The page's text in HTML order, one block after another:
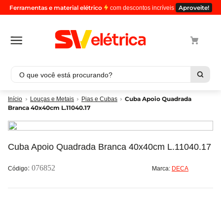
Ferramentas e material elétrico com descontos incríveis Aproveite!
O que você está procurando?
Louças e Metais Pias e Cubas
Cuba Apoio Quadrada
Branca 40x40cm L.11040.17
Cuba Apoio Quadrada Branca 40x40cm L.11040.17
: 076852 Marca: DECA
Termos mais buscados
2º luminaria
3º tomada